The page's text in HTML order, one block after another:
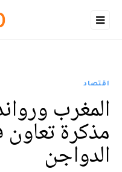
اقتصاد
المغرب
مذكرة
الدواجن